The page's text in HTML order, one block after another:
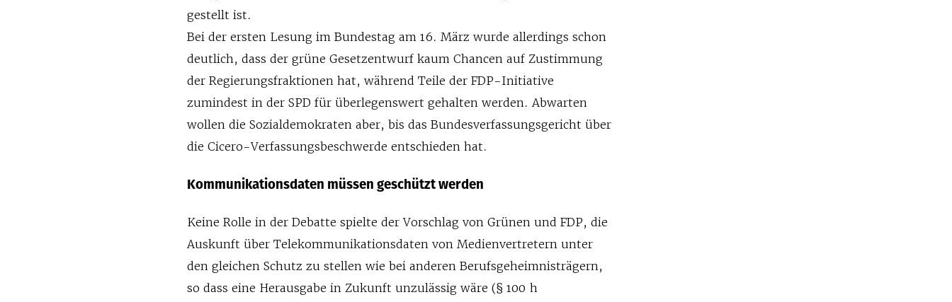
gestellt ist.
Bei der ersten Lesung im Bundestag am 16. März wurde allerdings schon
deutlich, dass der grüne Gesetzentwurf kaum Chancen auf Zustimmung
der Regierungsfraktionen hat, während Teile der FDP-Initiative
zumindest in der SPD für überlegenswert gehalten werden. Abwarten
wollen die Sozialdemokraten aber, bis das Bundesverfassungsgericht über
die Cicero-Verfassungsbeschwerde entschieden hat.
Kommunikationsdaten müssen geschützt werden
Keine Rolle in der Debatte spielte der Vorschlag von Grünen und FDP, die
Auskunft über Telekommunikationsdaten von Medienvertretern unter
den gleichen Schutz zu stellen wie bei anderen Berufsgeheimnisträgern,
so dass eine Herausgabe in Zukunft unzulässig wäre (§ 100 h